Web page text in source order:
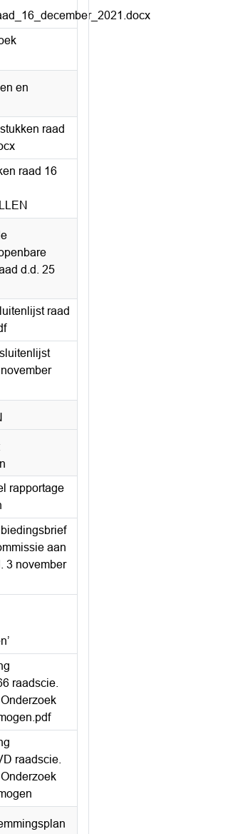
en
raad
raad 16
d.d. 25
raad
rapportage
aan
3 november
raadscie.
raadscie.